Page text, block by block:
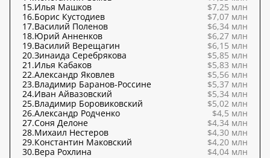
15.Илья Машков
$7,25 млн
16.Борис Кустодиев
$7,07 млн
17.Василий Поленов
$6,34 млн
18.Юрий Анненков
$6,27 млн
19.Василий Верещагин
$6,15 млн
20.Зинаида Серебрякова
$5,85 млн
21.Илья Кабаков
$5,83 млн
22.Александр Яковлев
$5,56 млн
23.Владимир Баранов-Россине
$5,37 млн
24.Иван Айвазовский
$5,34 млн
25.Владимир Боровиковский
$5,02 млн
26.Александр Родченко
$4,5 млн
27.Соня Делоне
$4,34 млн
28.Михаил Нестеров
$4,30 млн
29.Константин Маковский
$4,20 млн
30.Вера Рохлина $4,04 млн